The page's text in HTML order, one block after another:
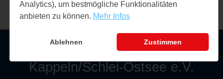
Touristikverein
Kappeln/Schlei-Ostsee e.V.
Analytics), um bestmögliche Funktionalitäten
anbieten zu können. Mehr Infos
Ablehnen Zustimmen